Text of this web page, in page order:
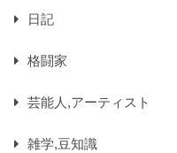
日記
格闘家
芸能人,アーティスト
雑学,豆知識